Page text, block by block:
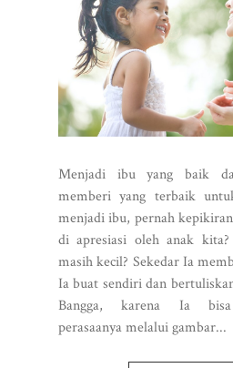
Menjadi ibu yang baik
memberi yang terbaik
menjadi ibu, pernah
di apresiasi oleh anak
masih kecil? Sekedar Ia
Ia buat sendiri dan
Bangga, karena Ia bisa
perasaanya melalui gambar...